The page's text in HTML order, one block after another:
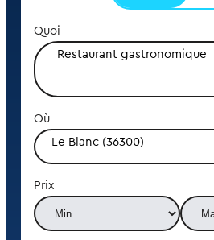
Quoi
Restaurant gastronomique
Où
Le Blanc (36300)
Prix